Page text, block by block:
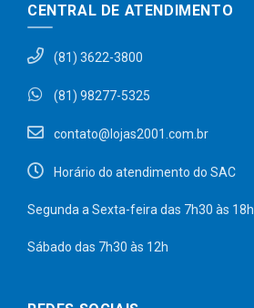
CENTRAL DE ATENDIMENTO
(81) 3622-3800
(81) 98277-5325
contato@lojas2001.com.br
Horário do atendimento do SAC
Segunda a Sexta-feira das 7h30 às 18h
Sábado das 7h30 às 12h